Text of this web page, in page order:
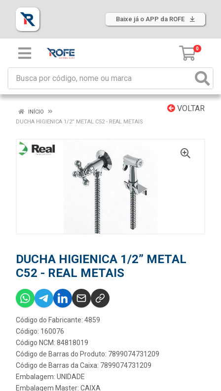
Baixe já o APP da ROFE
0
VOLTAR
INÍCIO
DUCHA HIGIENICA 1/2” METAL C52 - REAL METAIS
DUCHA HIGIENICA 1/2” METAL
C52 - REAL METAIS
Código do Fabricante: 4859
Código: 160076
Código NCM: 84818019
Código de Barras do Produto: 7899074731209
Código de Barras da Caixa: 7899074731209
Embalagem: UNIDADE
Embalagem Master: CAIXA